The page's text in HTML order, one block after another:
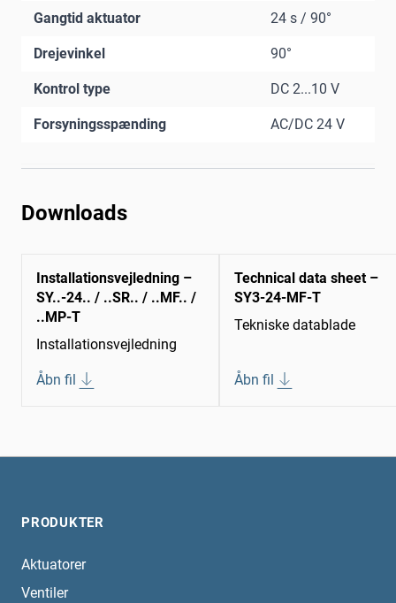
Gangtid aktuator 24 s / 90°
Drejevinkel 90°
Kontrol type DC 2...10 V
Forsyningsspænding AC/DC 24 V
Downloads
Installationsvejledning –
SY..-24.. / ..SR.. / ..MF.. /
..MP-T
Installationsvejledning
Åbn fil
Technical data sheet –
SY3-24-MF-T
Tekniske datablade
Åbn fil
PRODUKTER
Aktuatorer
Ventiler